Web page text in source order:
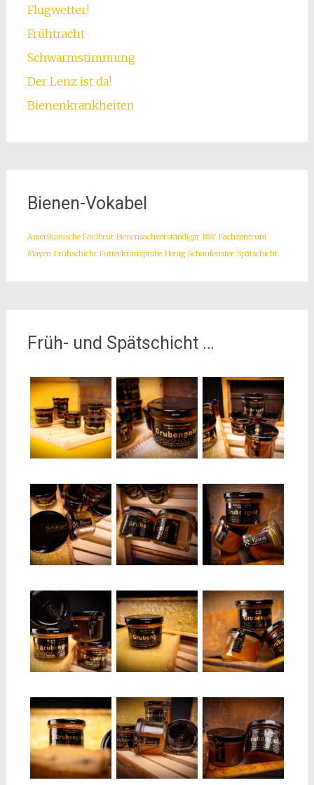
Flugwetter!
Frühtracht
Schwarmstimmung
Der Lenz ist da!
Bienenkrankheiten
Bienen-Vokabel
Amerikanische Faulbrut Bienensachverständiger BSV Fachzentrum
Mayen Frühschicht Futterkranzprobe Honig Schaufenster Spätschicht
Früh- und Spätschicht …